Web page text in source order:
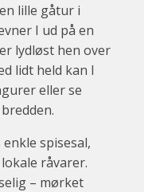
lille gåtur i
I ud på en
lydløst hen over
lidt held kan I
eller se
spisesal,
råvarer.
– mørket